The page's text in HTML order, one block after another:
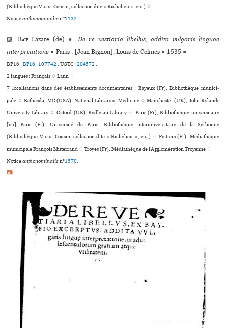
(Bibliothèque Victor Cousin, collection dite « Richelieu », etc.) ♢
Noticeanthonominalien°1132.
▨Baïf Lazare (de) ●
De re vestiaria libellus, addita vulgaris linguae
interpretatione ● Paris : [Jean Bignon], Louis de Colines ● 1535 ●
BP16 :BP16_107742.USTC :204572.
2 langues :Français ♢Latin ♢
7 localisations dans des établissements documentaires : Bayeux (Fr), Bibliothèque muni­ci­
pale ♢ Bethesda, MD (USA), National Library of Medicine ♢ Manchester (UK), John Rylands
University Library ♢ Oxford (UK), Bodleian Library ♢ Paris (Fr), Bibliothèque uni­ver­si­taire
[ou] Paris (Fr), Université de Paris, Bibliothèque inte­ru­ni­ver­si­taire de la Sorbonne
(Bibliothèque Victor Cousin, collection dite « Richelieu », etc.) ♢ Poitiers (Fr), Médiathèque
muni­ci­pale François Mitterrand ♢ Troyes (Fr), Médiathèque de l’Agglomération Troyenne ♢
Noticeanthonominalien°1570.
📷